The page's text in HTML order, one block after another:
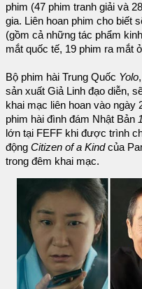
phim (47 phim tranh giải và
gia. Liên hoan phim cho biết
(gồm cả những tác phẩm
mắt quốc tế, 19 phim ra mắt
Bộ phim hài Trung Quốc Yolo
sản xuất Giả Linh đạo diễn,
khai mạc liên hoan vào ngày
phim hài đình đám Nhật Bản
lớn tại FEFF khi được trình
động Citizen of a Kindcủa
trong đêm khai mạc.